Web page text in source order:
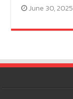
June 30, 2025